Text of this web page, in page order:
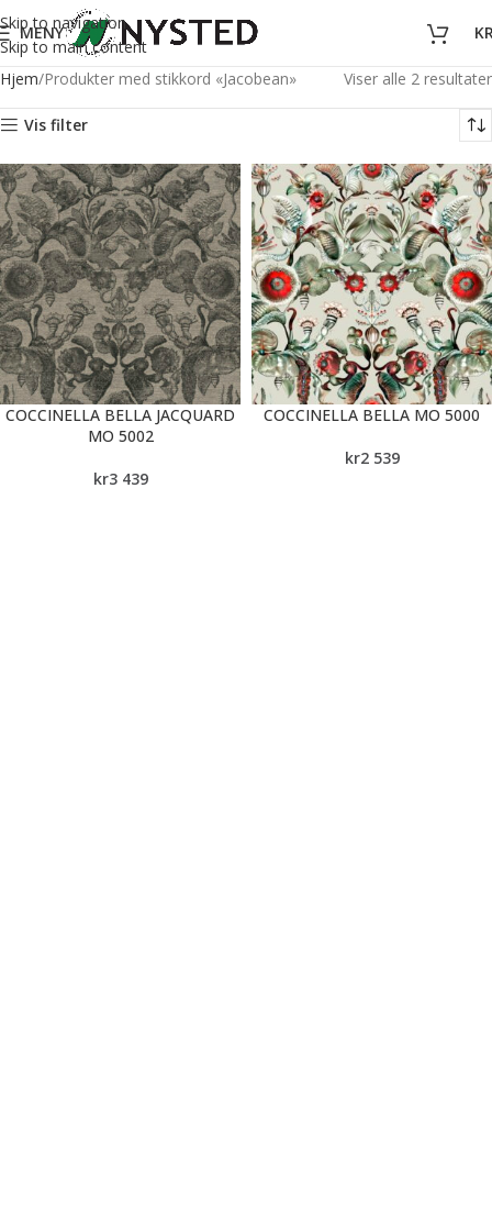
Skip to navigation
Skip to main content
MENY
Hjem Produkter med stikkord «Jacobean» Viser alle 2 resultater
Vis filter
COCCINELLA BELLA JACQUARD
MO 5002
kr3 439
COCCINELLA BELLA MO 5000
kr2 539